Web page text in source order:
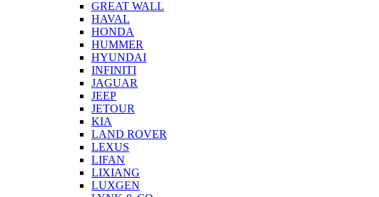
GREAT WALL
HAVAL
HONDA
HUMMER
HYUNDAI
INFINITI
JAGUAR
JEEP
JETOUR
KIA
LAND ROVER
LEXUS
LIFAN
LIXIANG
LUXGEN